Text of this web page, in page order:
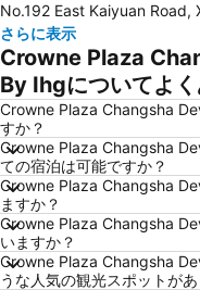
No.192 East Kaiyuan
さらに表示
Crowne Plaza
By Ihgについてよ
Crowne Plaza Changsha
すか？
Crowne Plaza Changsha
ての宿泊は可能ですか？
Crowne Plaza Changsha
ますか？
Crowne Plaza Changsha
いますか？
Crowne Plaza Changsha
うな人気の観光スポットが